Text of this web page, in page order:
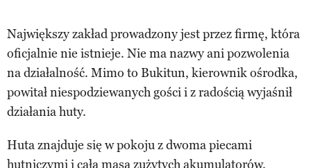
Największy zakład prowadzony jest przez firmę, która
oficjalnie nie istnieje. Nie ma nazwy ani pozwolenia
na działalność. Mimo to Bukitun, kierownik ośrodka,
powitał niespodziewanych gości i z radością wyjaśnił
działania huty.
Huta znajduje się w pokoju z dwoma piecami
hutniczymi i całą masą zużytych akumulatorów.